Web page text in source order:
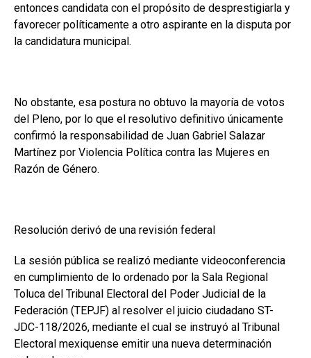
entonces candidata con el propósito de desprestigiarla y
favorecer políticamente a otro aspirante en la disputa por
la candidatura municipal.
No obstante, esa postura no obtuvo la mayoría de votos
del Pleno, por lo que el resolutivo definitivo únicamente
confirmó la responsabilidad de Juan Gabriel Salazar
Martínez por Violencia Política contra las Mujeres en
Razón de Género.
Resolución derivó de una revisión federal
La sesión pública se realizó mediante videoconferencia
en cumplimiento de lo ordenado por la Sala Regional
Toluca del Tribunal Electoral del Poder Judicial de la
Federación (TEPJF) al resolver el juicio ciudadano ST-
JDC-118/2026, mediante el cual se instruyó al Tribunal
Electoral mexiquense emitir una nueva determinación